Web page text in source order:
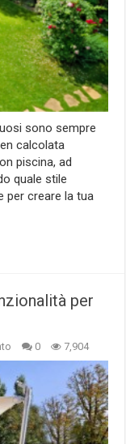
sono sempre
calcolata
piscina, ad
quale stile
per creare la tua
per
0 7,904